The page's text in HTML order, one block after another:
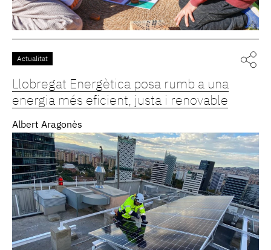
Actualitat
Llobregat Energètica posa rumb a una
energia més eficient, justa i renovable
Albert Aragonès